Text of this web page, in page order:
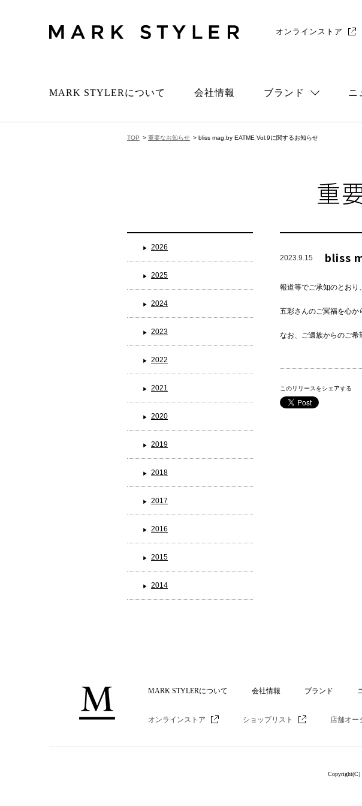
オンラインストア
MARK STYLERについて 会社情報 ブランド ニ
TOP > 重要なお知らせ > bliss mag.by EATME Vol.9に関するお知らせ
重
2023.9.15 bliss
報道等でご承知のとおり、
五彩さんのご冥福を心か
なお、ご遺族からのご希
このリリースをシェアする
2026
2025
2024
2023
2022
2021
2020
2019
2018
2017
2016
2015
2014
MARK STYLERについて 会社情報 ブランド
オンラインストア ショップリスト 店舗オー